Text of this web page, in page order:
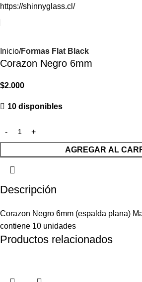
https://shinnyglass.cl/
Inicio Formas Flat Black
Corazon Negro 6mm
$2.000
10 disponibles
AGREGAR AL
Descripción
Corazon Negro 6mm (espalda plana)
contiene 10 unidades
Productos relacionados